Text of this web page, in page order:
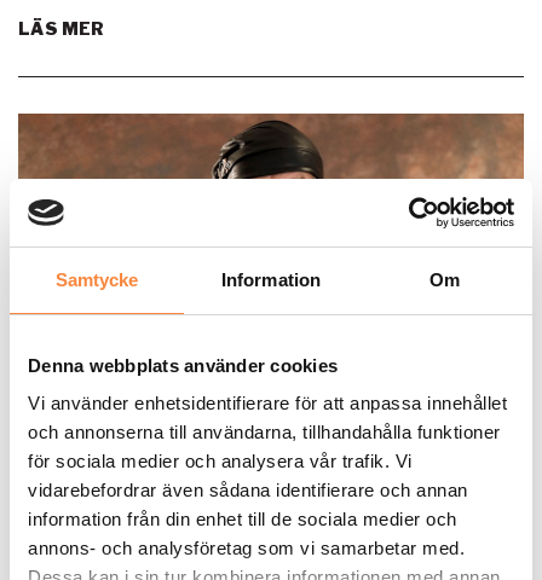
Samtycke Information Om
Denna webbplats använder cookies
Vi använder enhetsidentifierare för att anpassa innehållet
och annonserna till användarna, tillhandahålla funktioner
för sociala medier och analysera vår trafik. Vi
vidarebefordrar även sådana identifierare och annan
information från din enhet till de sociala medier och
annons- och analysföretag som vi samarbetar med.
LÄS MER
SOTARHISTORIA
Skoj med Knoparmoj – ett
axplock ur en historisk